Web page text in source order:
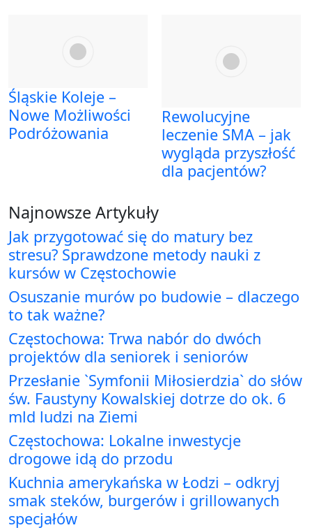
Śląskie Koleje –
Nowe Możliwości
Podróżowania
Rewolucyjne
leczenie SMA – jak
wygląda przyszłość
dla pacjentów?
Najnowsze Artykuły
Jak przygotować się do matury bez
stresu? Sprawdzone metody nauki z
kursów w Częstochowie
Osuszanie murów po budowie – dlaczego
to tak ważne?
Częstochowa: Trwa nabór do dwóch
projektów dla seniorek i seniorów
Przesłanie `Symfonii Miłosierdzia` do słów
św. Faustyny Kowalskiej dotrze do ok. 6
mld ludzi na Ziemi
Częstochowa: Lokalne inwestycje
drogowe idą do przodu
Kuchnia amerykańska w Łodzi – odkryj
smak steków, burgerów i grillowanych
specjałów